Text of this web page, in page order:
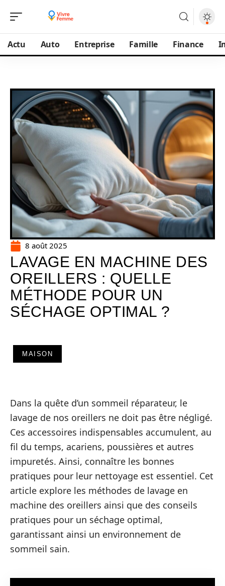
Actu Auto Entreprise Famille Finance
8 août 2025
LAVAGE EN MACHINE DES
OREILLERS : QUELLE
MÉTHODE POUR UN
SÉCHAGE OPTIMAL ?
MAISON
Dans la quête d’un sommeil réparateur, le
lavage de nos oreillers ne doit pas être négligé.
Ces accessoires indispensables accumulent, au
fil du temps, acariens, poussières et autres
impuretés. Ainsi, connaître les bonnes
pratiques pour leur nettoyage est essentiel. Cet
article explore les méthodes de lavage en
machine des oreillers ainsi que des conseils
pratiques pour un séchage optimal,
garantissant ainsi un environnement de
sommeil sain.